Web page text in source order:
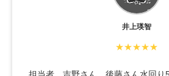
井上瑛智
★★★★★